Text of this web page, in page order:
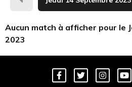
Hier
Aucun match à afficher pour le
2023